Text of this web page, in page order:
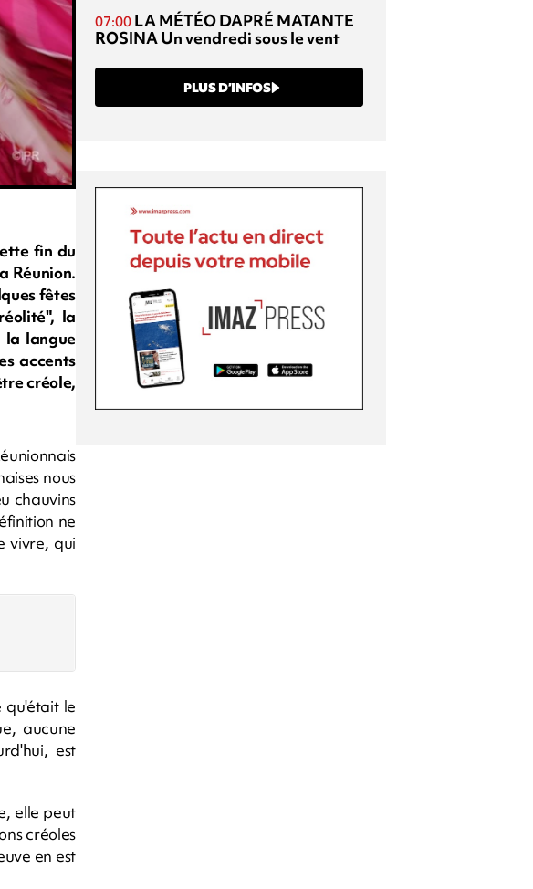
fin du
Réunion.
fêtes
la
la langue
accents
créole,
nous
chauvins
ne
vivre, qui
qu'était le
aucune
est
elle peut
créoles
en est
07:00 LA MÉTÉO DAPRÉ MATANTE
ROSINAUn vendredi sous le vent
PLUS D’INFOS